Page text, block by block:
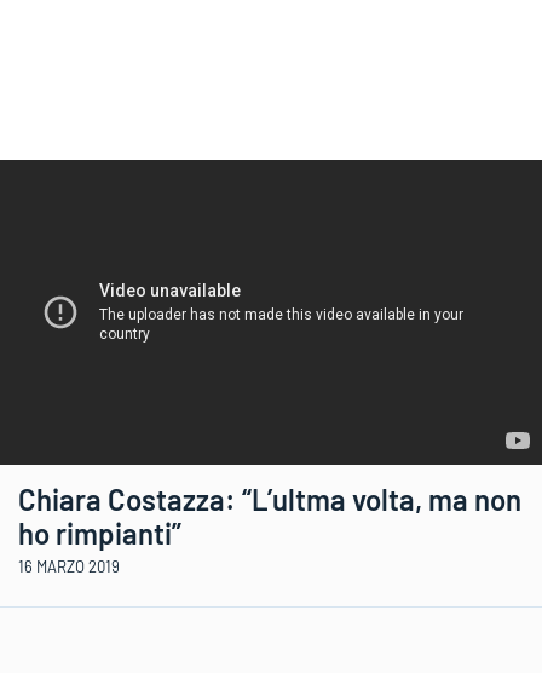
Chiara Costazza: “L’ultma volta, ma non
ho rimpianti”
16 MARZO 2019